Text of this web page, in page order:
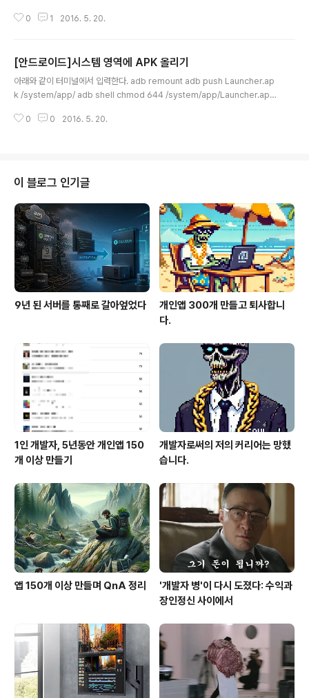
savedInstanceState) { super.onCreate(savedInstanceState); set
m_view_home); actionBar.set..
0 1 2016. 5. 20.
[안드로이드]시스템 영역에 APK 올리기
아래와 같이 터미널에서 입력한다. adb remount adb push Launcher.ap
k /system/app/ adb shell chmod 644 /system/app/Launcher.apk
0 0 2016. 5. 20.
이 블로그 인기글
9년 된 서버를 통째로 갈아엎었다
개인앱 300개 만들고 퇴사합니
다.
1인 개발자, 5년동안 개인앱 150
개 이상 만들기
개발자로써의 저의 커리어는 망했
습니다.
앱 150개 이상 만들며 QnA 정리
'개발자 병'이 다시 도졌다: 수익과
장인정신 사이에서